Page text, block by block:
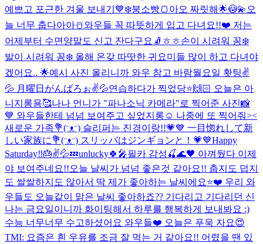
예쁘고 포근한 겨울 보내기💙❄️붕소빵🍞 아오 짜릿해🌟😳💫 오
늘 너무 춥다아아☃️와우들 꼭 따뜻하게 입고 다녀요!!❤️ 저는
어제부터 수면양말도 신고 잔다구요🧦ㅎㅎ손이 시려워 꽁❄️
발이 시려워 꽁❄️ 올해 온갖 따땃한 귀요미들 많이 하고 다녀야
겠어요.. 🌟예시 사진 올리니까 와우 참고 바람월요일 홧팅✌️
💦 月曜日がんばろぉ✌️💦연습하다가 찍었당⭐️🙌🏻 오늘은 아
니지롱용🥰나나 언니가 "파나소닉 카메라"로 찍어준 사진📸
💙 와우들한테 넘넘 보여주고 싶었지롱☺️ 나중에 또 찍어줘><
새로운 가족💐(ᵔᴥᵔ) 슬리퍼는 진경이랑!!💗💙 一目惚れして新
しい家族に💐(ᵔᴥᵔ) スリッパはジンギョンと！💗💙Happy
Saturday‼️🎂✌️💦💤unlucky🍀🎤필카 감성🍒🌊🖤 아껴뒀다 이제
야 보여주네요!!오늘 날씨가 넘넘 좋은것 같아요!! 춥지도 덥지
도 쌀쌀하지도 않아서 딱 제가 좋아하는 날씨에요⭐️❤️ 우리 와
우들도 오늘같이 맑은 날씨 좋아하죠?? 기다리고 기다리던 신
나는 금요일이니까 화이팅해서 하루를 행복하게 보내봐요 :)
수능 너무너무 수고하셨어요 와우들❤️ 오늘은 푸욱 자요😍
TMI: 요즘은 흰 우유를 조금 잘 먹는 거 같아요!! 어렸을 땐 있